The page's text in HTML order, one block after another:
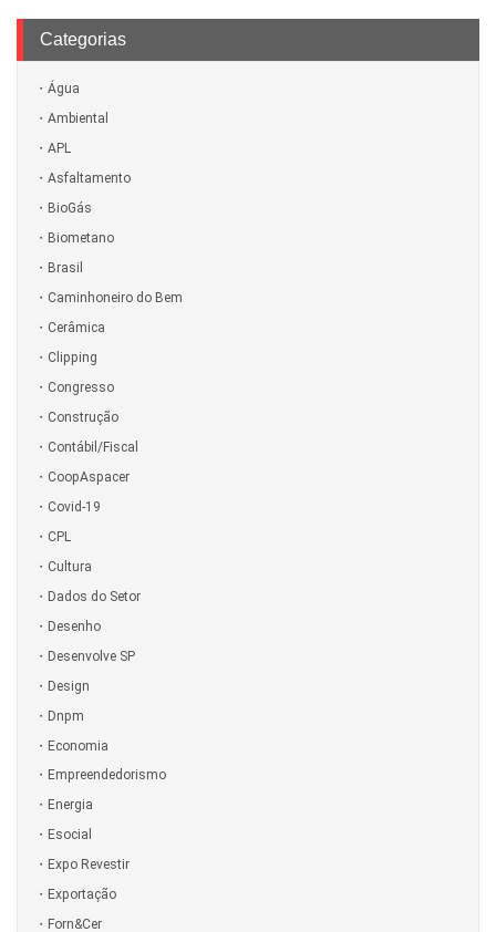
Categorias
Água
Ambiental
APL
Asfaltamento
BioGás
Biometano
Brasil
Caminhoneiro do Bem
Cerâmica
Clipping
Congresso
Construção
Contábil/Fiscal
CoopAspacer
Covid-19
CPL
Cultura
Dados do Setor
Desenho
Desenvolve SP
Design
Dnpm
Economia
Empreendedorismo
Energia
Esocial
Expo Revestir
Exportação
Forn&Cer